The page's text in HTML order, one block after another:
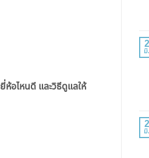
อไหนดี และวิธีดูแลให้